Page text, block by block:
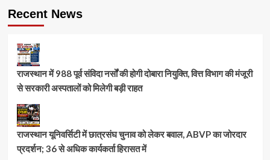
Recent News
राजस्थान में 988 पूर्व संविदा नर्सों की होगी दोबारा नियुक्ति, वित्त विभाग की मंजूरी
से सरकारी अस्पतालों को मिलेगी बड़ी राहत
राजस्थान यूनिवर्सिटी में छात्रसंघ चुनाव को लेकर बवाल, ABVP का जोरदार
प्रदर्शन; 36 से अधिक कार्यकर्ता हिरासत में